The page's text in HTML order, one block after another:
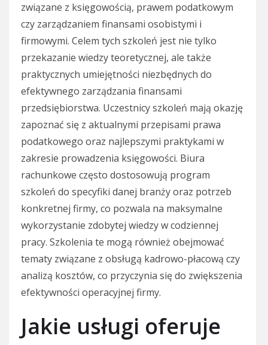
związane z księgowością, prawem podatkowym
czy zarządzaniem finansami osobistymi i
firmowymi. Celem tych szkoleń jest nie tylko
przekazanie wiedzy teoretycznej, ale także
praktycznych umiejętności niezbędnych do
efektywnego zarządzania finansami
przedsiębiorstwa. Uczestnicy szkoleń mają okazję
zapoznać się z aktualnymi przepisami prawa
podatkowego oraz najlepszymi praktykami w
zakresie prowadzenia księgowości. Biura
rachunkowe często dostosowują program
szkoleń do specyfiki danej branży oraz potrzeb
konkretnej firmy, co pozwala na maksymalne
wykorzystanie zdobytej wiedzy w codziennej
pracy. Szkolenia te mogą również obejmować
tematy związane z obsługą kadrowo-płacową czy
analizą kosztów, co przyczynia się do zwiększenia
efektywności operacyjnej firmy.
Jakie usługi oferuje